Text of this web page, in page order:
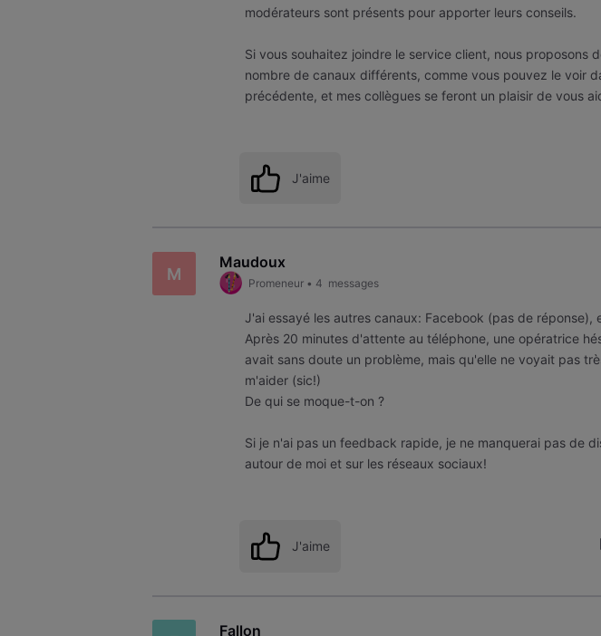
modérateurs sont présents pour apporter leurs conseils.
Si vous souhaitez joindre le service client, nous proposons
nombre de canaux différents, comme vous pouvez le voir
précédente, et mes collègues se feront un plaisir de vous
J'aime
M
Maudoux
Promeneur• 4 messages
J'ai essayé les autres canaux: Facebook (pas de réponse),
Après 20 minutes d'attente au téléphone, une opératrice
avait sans doute un problème, mais qu'elle ne voyait pas
m'aider (sic!)
De qui se moque-t-on ?
Si je n'ai pas un feedback rapide, je ne manquerai pas de
autour de moi et sur les réseaux sociaux!
J'aime
Fallon